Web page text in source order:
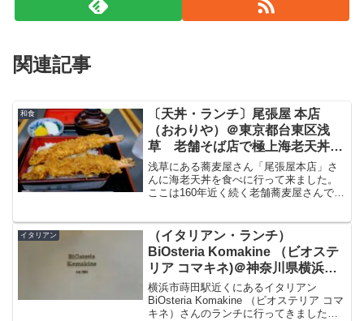
関連記事
和食
〔天丼・ランチ〕尾張屋 本店
（おわりや）＠東京都台東区浅
草 老舗そば店で極上海老天丼
これは美味しい
浅草にある蕎麦屋さん「尾張屋本店」さ
んに海老天丼を食べに行って来ました。
ここは160年近く続く老舗蕎麦屋さんで大
本店さんでいただいた天丼についてブロ
グで紹介したいと思...
イタリアン
（イタリアン・ランチ）
BiOsteria Komakine （ビオステ
リア コマキネ)＠神奈川県横浜市
蒔田 絶品パスタランチ
横浜市蒔田駅近くにあるイタリアン
BiOsteria Komakine （ビオステリア コマ
キネ）さんのランチに行ってきました。